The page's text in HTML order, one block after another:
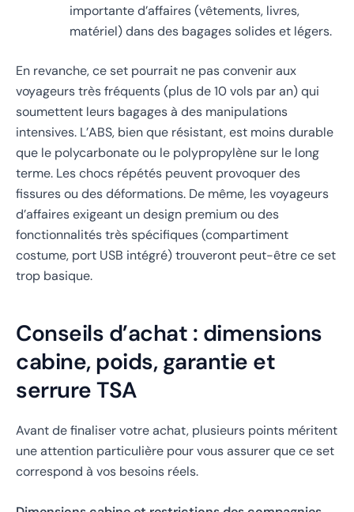
importante d’affaires (vêtements, livres,
matériel) dans des bagages solides et légers.
En revanche, ce set pourrait ne pas convenir aux
voyageurs très fréquents (plus de 10 vols par an) qui
soumettent leurs bagages à des manipulations
intensives. L’ABS, bien que résistant, est moins durable
que le polycarbonate ou le polypropylène sur le long
terme. Les chocs répétés peuvent provoquer des
fissures ou des déformations. De même, les voyageurs
d’affaires exigeant un design premium ou des
fonctionnalités très spécifiques (compartiment
costume, port USB intégré) trouveront peut-être ce set
trop basique.
Conseils d’achat : dimensions
cabine, poids, garantie et
serrure TSA
Avant de finaliser votre achat, plusieurs points méritent
une attention particulière pour vous assurer que ce set
correspond à vos besoins réels.